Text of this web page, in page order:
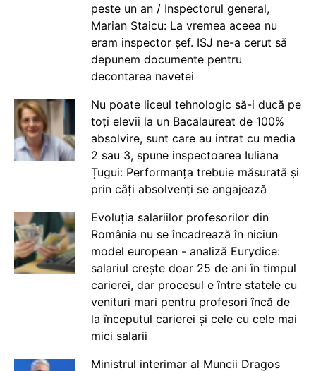
peste un an / Inspectorul general,
Marian Staicu: La vremea aceea nu
eram inspector șef. ISJ ne-a cerut să
depunem documente pentru
decontarea navetei
Nu poate liceul tehnologic să-i ducă pe
toți elevii la un Bacalaureat de 100%
absolvire, sunt care au intrat cu media
2 sau 3, spune inspectoarea Iuliana
Țugui: Performanța trebuie măsurată și
prin câți absolvenți se angajează
Evoluția salariilor profesorilor din
România nu se încadrează în niciun
model european - analiză Eurydice:
salariul crește doar 25 de ani în timpul
carierei, dar procesul e între statele cu
venituri mari pentru profesori încă de
la începutul carierei și cele cu cele mai
mici salarii
Ministrul interimar al Muncii Dragos